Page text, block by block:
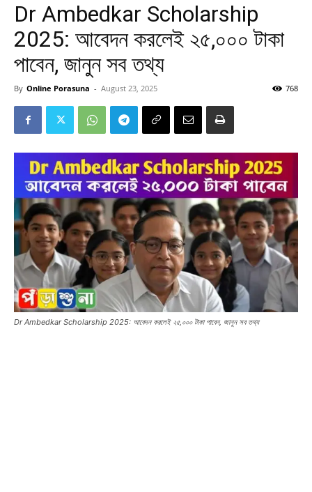
Dr Ambedkar Scholarship
2025: আবেদন করলেই ২৫,০০০ টাকা
পাবেন, জানুন সব তথ্য
By Online Porasuna - August 23, 2025 768
Dr Ambedkar Scholarship 2025: আবেদন করলেই ২৫,০০০ টাকা পাবেন, জানুন সব তথ্য